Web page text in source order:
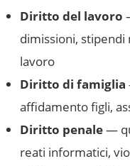
Diritto del lavoro
dimissioni, stipendi
lavoro
Diritto di famiglia
affidamento figli,
Diritto penale—
reati informatici,